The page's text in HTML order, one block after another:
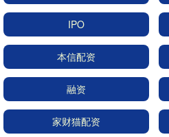
IPO
本信配资
融资
家财猫配资